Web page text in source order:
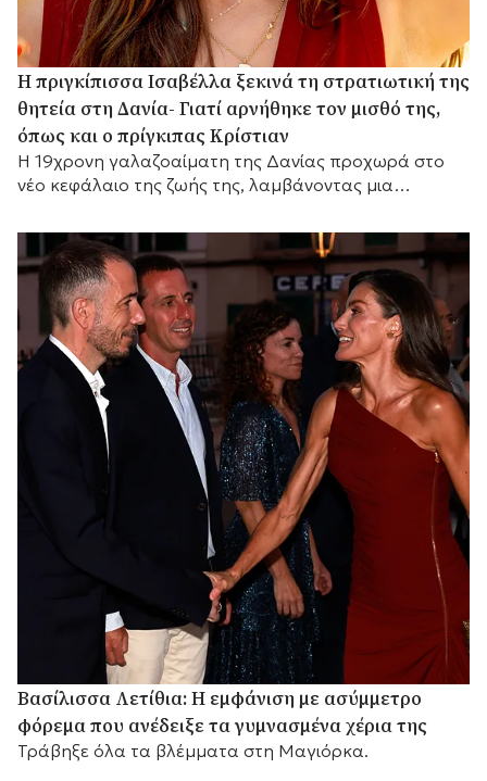
Η πριγκίπισσα Ισαβέλλα ξεκινά τη στρατιωτική της
θητεία στη Δανία- Γιατί αρνήθηκε τον μισθό της,
όπως και ο πρίγκιπας Κρίστιαν
Η 19χρονη γαλαζοαίματη της Δανίας προχωρά στο
νέο κεφάλαιο της ζωής της, λαμβάνοντας μια
απολαβές.
Βασίλισσα Λετίθια: Η εμφάνιση με ασύμμετρο
φόρεμα που ανέδειξε τα γυμνασμένα χέρια της
Τράβηξε όλα τα βλέμματα στη Μαγιόρκα.